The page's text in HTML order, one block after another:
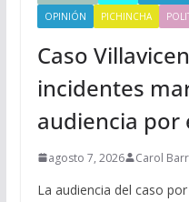
OPINIÓN
PICHINCHA
Caso
incidentes
audiencia por
agosto 7, 2026 Carol
La audiencia del caso